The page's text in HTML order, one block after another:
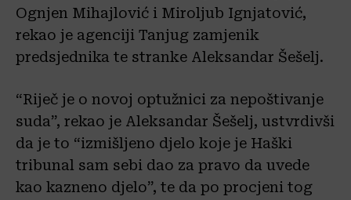
Ognjen Mihajlović i Miroljub Ignjatović,
rekao je agenciji Tanjug zamjenik
predsjednika te stranke Aleksandar Šešelj.
“Riječ je o novoj optužnici za nepoštivanje
suda”, rekao je Aleksandar Šešelj, ustvrdivši
da je to “izmišljeno djelo koje je Haški
tribunal sam sebi dao za pravo da uvede
kao kazneno djelo”, te da po procjeni tog